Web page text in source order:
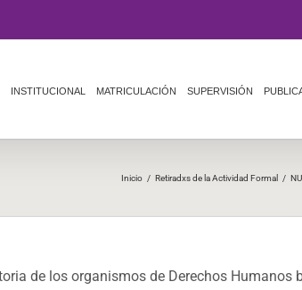
INSTITUCIONAL MATRICULACIÓN SUPERVISIÓN
Inicio / Retiradxs de la Actividad Formal /
de los organismos de Derechos Humanos